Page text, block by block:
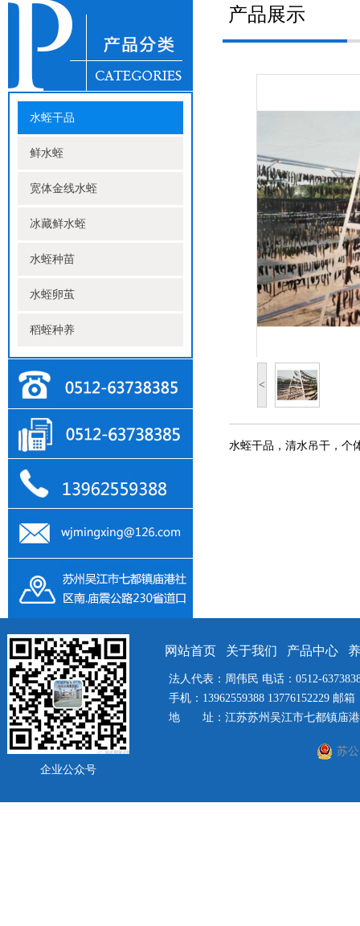
水蛭干品
鲜水蛭
宽体金线水蛭
冰藏鲜水蛭
水蛭种苗
水蛭卵茧
稻蛭种养
产品展示
<
水蛭干品，清水吊干，个
网站首页 关于我们 产品中心
法人代表：周伟民 电话：0512-
手机：13962559388 13776152229 邮
地 址：江苏苏州吴江市七都镇庙港
苏
企业公众号